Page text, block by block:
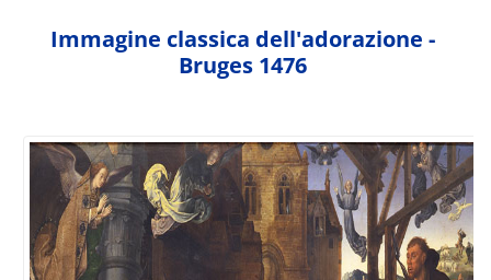
Immagine classica dell'adorazione -
Bruges 1476